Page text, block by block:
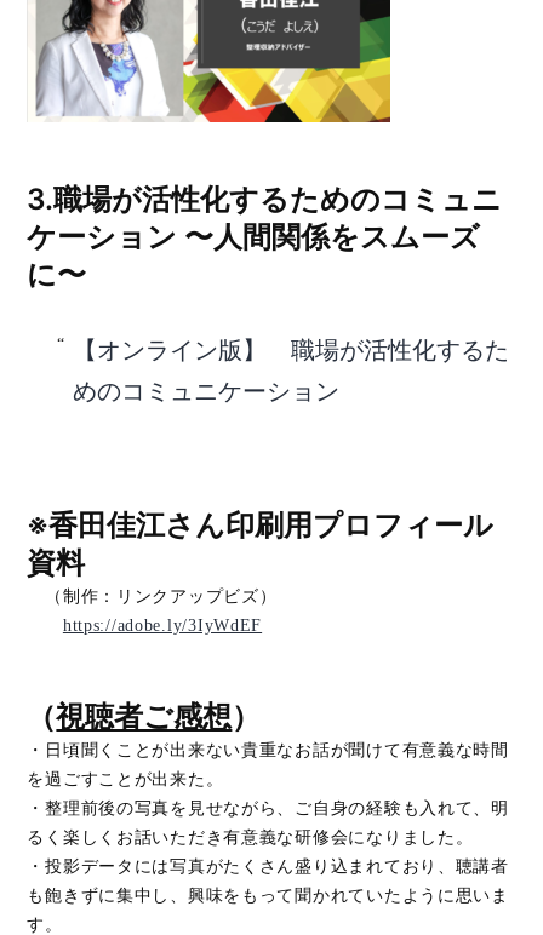
3.職場が活性化するためのコミュニ
ケーション 〜人間関係をスムーズ
に〜
【オンライン版】 職場が活性化するた
めのコミュニケーション
※香田佳江さん印刷用プロフィール
資料
（制作：リンクアップビズ）
https://adobe.ly/3IyWdEF
（視聴者ご感想）
・日頃聞くことが出来ない貴重なお話が聞けて有意義な時間
を過ごすことが出来た。
・整理前後の写真を見せながら、ご自身の経験も入れて、明
るく楽しくお話いただき有意義な研修会になりました。
・投影データには写真がたくさん盛り込まれており、聴講者
も飽きずに集中し、興味をもって聞かれていたように思いま
す。